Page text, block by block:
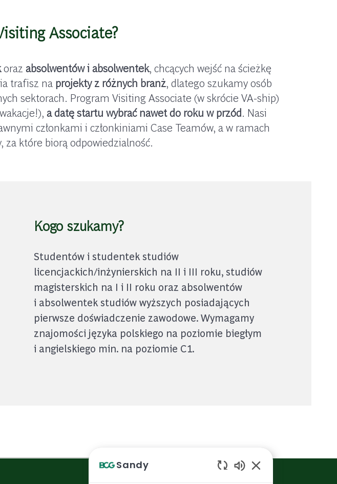
Associate?
oraz absolwentów i absolwentek, chcących wejść na ścieżkę
trafisz na projekty z różnych branż, dlatego szukamy osób
sektorach. Program Visiting Associate (w skrócie VA-ship)
a datę startu wybrać nawet do roku w przód. Nasi
członkami i członkiniami Case Teamów, a w ramach
które biorą odpowiedzialność.
Kogo szukamy?
Studentów i studentek studiów
licencjackich/inżynierskich na II i III roku, studiów
magisterskich na I i II roku oraz absolwentów
i absolwentek studiów wyższych posiadających
pierwsze doświadczenie zawodowe. Wymagamy
znajomości języka polskiego na poziomie biegłym
i angielskiego min. na poziomie C1.
Sandy